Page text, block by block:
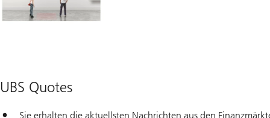
UBS Quotes
Sie erhalten die aktuellsten Nachrichten aus den